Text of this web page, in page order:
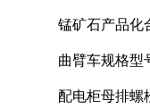
锰矿石产品化
曲臂车规格型
配电柜母排螺